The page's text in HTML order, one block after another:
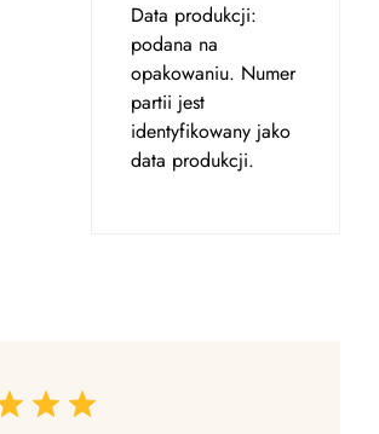
Data produkcji:
podana na
opakowaniu. Numer
partii jest
identyfikowany jako
data produkcji.